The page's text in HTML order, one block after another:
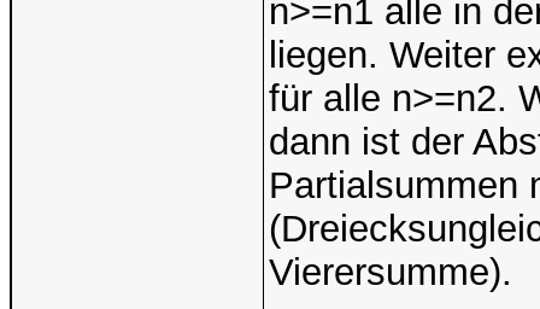
n>=n1 alle in
liegen. Weiter
für alle n>=n2.
dann ist der
Partialsummen
Vierersumme).